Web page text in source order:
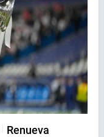
| Renueva